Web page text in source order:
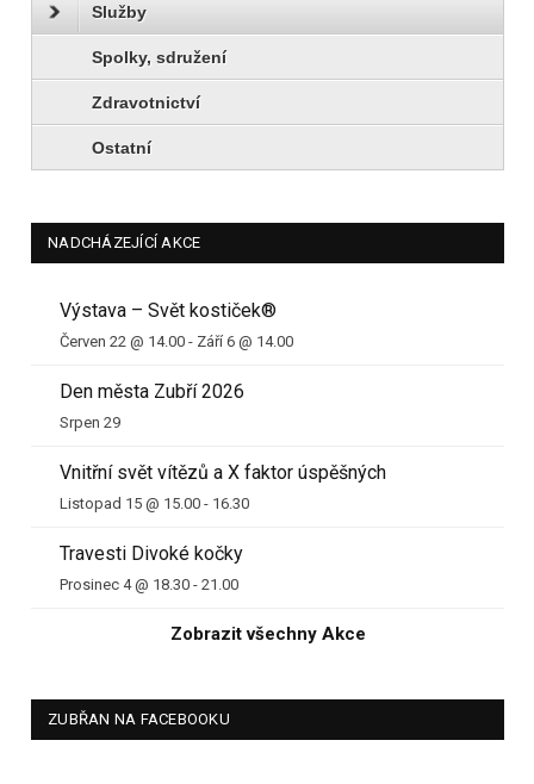
Služby
Spolky, sdružení
Zdravotnictví
Ostatní
NADCHÁZEJÍCÍ AKCE
Výstava – Svět kostiček®
Červen 22 @ 14.00 - Září 6 @ 14.00
Den města Zubří 2026
Srpen 29
Vnitřní svět vítězů a X faktor úspěšných
Listopad 15 @ 15.00 - 16.30
Travesti Divoké kočky
Prosinec 4 @ 18.30 - 21.00
Zobrazit všechny Akce
ZUBŘAN NA FACEBOOKU